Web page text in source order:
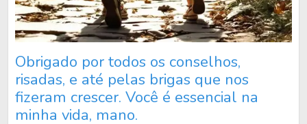
Obrigado por todos os conselhos,
risadas, e até pelas brigas que nos
fizeram crescer. Você é essencial na
minha vida, mano.